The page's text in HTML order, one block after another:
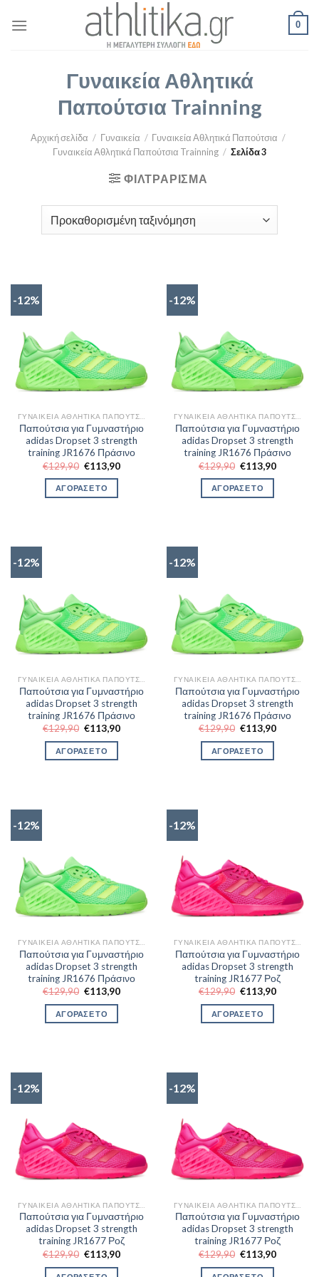
0
Γυναικεία Αθλητικά
Παπούτσια Trainning
Αρχική σελίδα / Γυναικεία / Γυναικεία Αθλητικά Παπούτσια /
Γυναικεία Αθλητικά Παπούτσια Trainning / Σελίδα 3
ΦΙΛΤΡΆΡΙΣΜΑ
-12%
ΓΥΝΑΙΚΕΊΑ ΑΘΛΗΤΙΚΆ ΠΑΠΟΎΤΣΙΑ TRAINNING
Παπούτσια για Γυμναστήριο
adidas Dropset 3 strength
training JR1676 Πράσινο
€129,90 Original
was:
€129,90.
€113,90Η
ΑΓΟΡΑΣΕ ΤΟ
-12%
ΓΥΝΑΙΚΕΊΑ ΑΘΛΗΤΙΚΆ ΠΑΠΟΎΤΣΙΑ TRAINNING
Παπούτσια για Γυμναστήριο
adidas Dropset 3 strength
training JR1676 Πράσινο
€129,90 Original
was:
€129,90.
€113,90Η
ΑΓΟΡΑΣΕ ΤΟ
-12%
Παπούτσια για Γυμναστήριο
adidas Dropset 3 strength
training JR1676 Πράσινο
€129,90 Original
was:
€129,90.
€113,90Η
ΑΓΟΡΑΣΕ ΤΟ
-12%
Παπούτσια για Γυμναστήριο
adidas Dropset 3 strength
training JR1676 Πράσινο
€129,90 Original
was:
€129,90.
€113,90Η
ΑΓΟΡΑΣΕ ΤΟ
-12%
Παπούτσια για Γυμναστήριο
adidas Dropset 3 strength
training JR1676 Πράσινο
€129,90 Original
was:
€129,90.
€113,90Η
ΑΓΟΡΑΣΕ ΤΟ
-12%
Παπούτσια για Γυμναστήριο
adidas Dropset 3 strength
training JR1677 Ροζ
€129,90 Original
was:
€129,90.
€113,90Η
ΑΓΟΡΑΣΕ ΤΟ
-12%
Παπούτσια για Γυμναστήριο
adidas Dropset 3 strength
training JR1677 Ροζ
€129,90 Original
was:
€113,90Η
-12%
Παπούτσια για Γυμναστήριο
adidas Dropset 3 strength
training JR1677 Ροζ
€129,90 Original
was:
€113,90Η